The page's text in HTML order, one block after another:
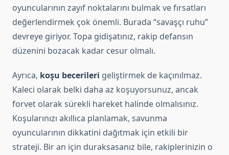
oyuncularının zayıf noktalarını bulmak ve fırsatları
değerlendirmek çok önemli. Burada “savaşçı ruhu”
devreye giriyor. Topa gidişatınız, rakip defansın
düzenini bozacak kadar cesur olmalı.
Ayrıca, koşu becerileri geliştirmek de kaçınılmaz.
Kaleci olarak belki daha az koşuyorsunuz, ancak
forvet olarak sürekli hareket halinde olmalısınız.
Koşularınızı akıllıca planlamak, savunma
oyuncularının dikkatini dağıtmak için etkili bir
strateji. Bir an için duraksasanız bile, rakiplerinizin o